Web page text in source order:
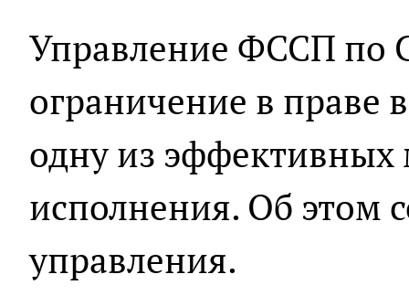
Управление ФССП по
ограничение в праве
одну из эффективных
исполнения. Об этом
управления.